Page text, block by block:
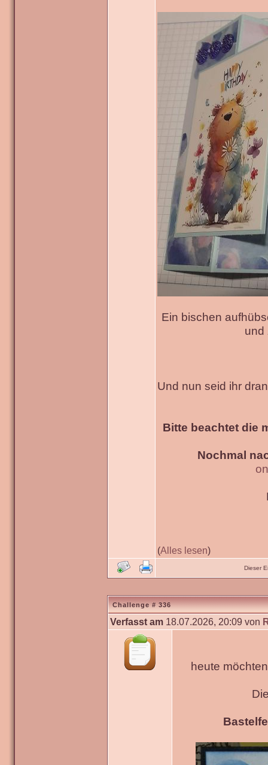
Ein bischen
und
Und nun seid ihr
Bitte beachtet die
Nochmal
(Alles lesen)
Dieser
Challenge # 336
Verfasst am 18.07.2026, 20:09 von
heute